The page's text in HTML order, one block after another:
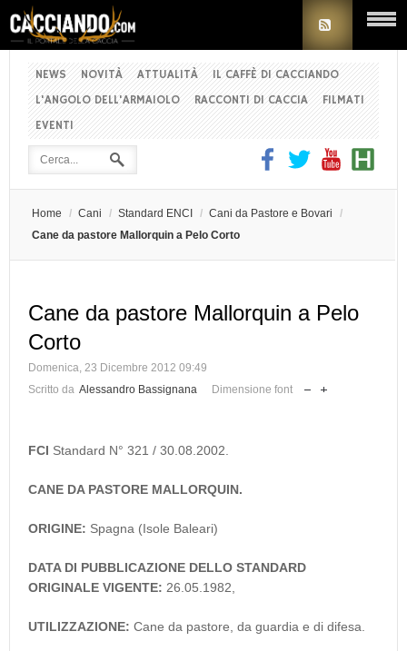
NEWS NOVITÀ ATTUALITÀ
IL CAFFÈ DI CACCIANDO
L'ANGOLO DELL'ARMAIOLO
RACCONTI DI CACCIA
FILMATI
EVENTI
Home / Cani / Standard ENCI / Cani da Pastore e Bovari
/
Cane da pastore Mallorquin a Pelo Corto
Cane da pastore Mallorquin a Pelo
Corto
Domenica, 23 Dicembre 2012 09:49
Scritto da Alessandro Bassignana Dimensione font
FCI Standard N° 321 / 30.08.2002.
CANE DA PASTORE MALLORQUIN.
ORIGINE: Spagna (Isole Baleari)
DATA DI PUBBLICAZIONE DELLO STANDARD
ORIGINALE VIGENTE: 26.05.1982,
UTILIZZAZIONE: Cane da pastore, da guardia e di difesa.